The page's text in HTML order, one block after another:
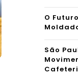
O
São